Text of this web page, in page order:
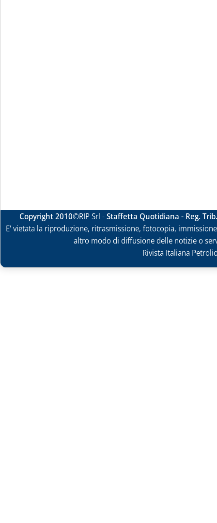
Copyright 2010©RIP Srl -Staffetta Quotidiana - Reg.
E' vietata la riproduzione, ritrasmissione, fotocopia,
altro modo di diffusione delle notizie o
Rivista Italiana